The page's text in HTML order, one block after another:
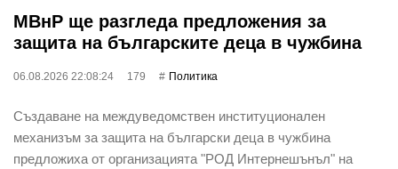
МВнР ще разгледа предложения за
защита на българските деца в чужбина
06.08.2026 22:08:24 179 Политика
Създаване на междуведомствен институционален
механизъм за защита на български деца в чужбина
предложиха от организацията "РОД Интернешънъл" на